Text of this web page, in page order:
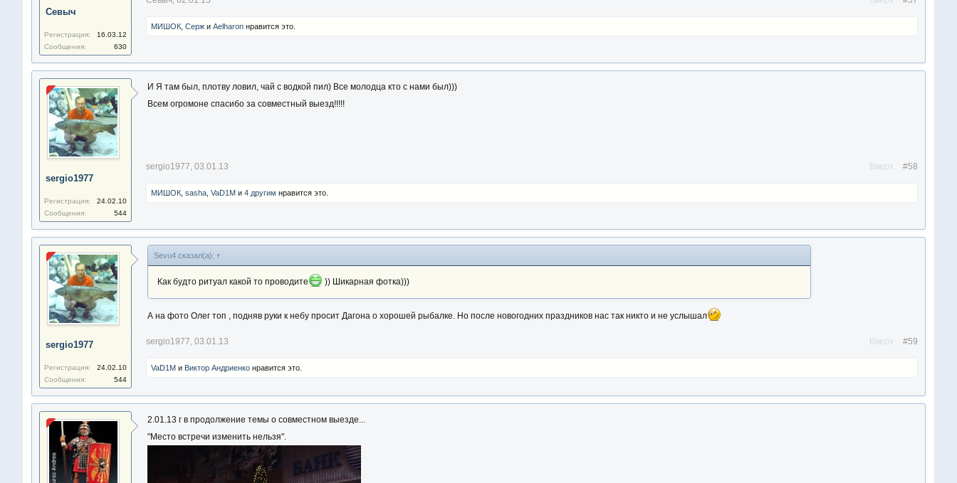
Севыч
Регистрация:
16.03.12
Сообщения:
630
МИШОК, Сержи Aelharonнравится это.
sergio1977
Регистрация:
24.02.10
Сообщения:
544
И Я там был, плотву ловил, чай с водкой пил) Все молодца кто с нами был)))
Всем огромоне спасибо за совместный выезд!!!!!
sergio1977, 03.01.13 #58
Вверх
МИШОК, sasha, VaD1Mи 4 другим нравится это.
sergio1977
Регистрация:
24.02.10
Сообщения:
544
Sevu4 сказал(а): ↑
Как будто ритуал какой то проводите )) Шикарная фотка)))
А на фото Олег топ , подняв руки к небу просит Дагона о хорошей рыбалке. Но после новогодних праздников нас так никто и не услышал
sergio1977, 03.01.13 #59
Вверх
VaD1Mи Виктор Андриенконравится это.
2.01.13 г в продолжение темы о совместном выезде...
"Место встречи изменить нельзя".